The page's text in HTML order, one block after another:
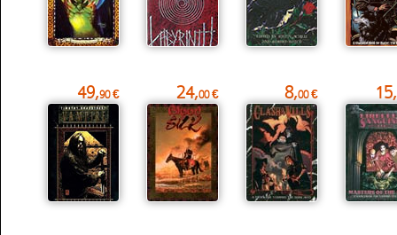
49,90 € 24,00 € 8,00 € 15,